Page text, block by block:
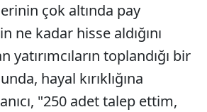
çok altında pay
ne kadar hisse aldığını
yatırımcıların toplandığı bir
hayal kırıklığına
"250 adet talep ettim,